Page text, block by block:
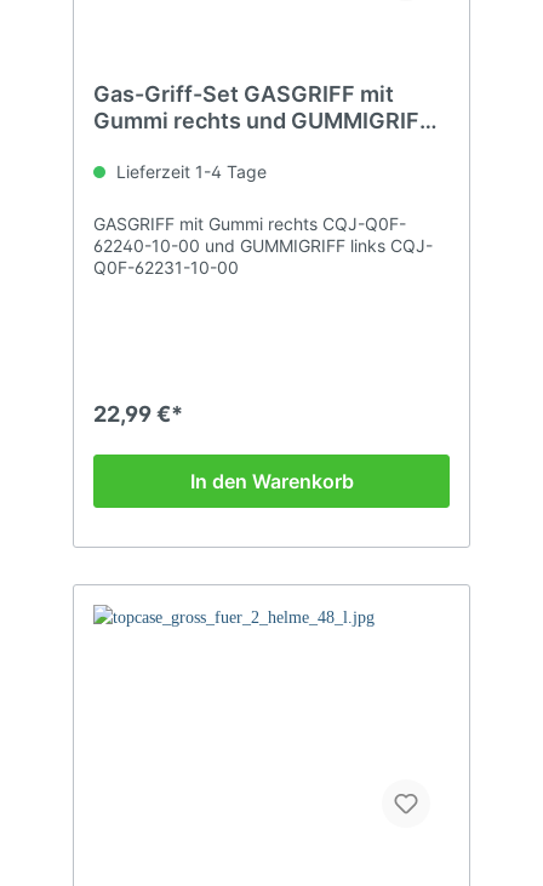
Gas-Griff-Set GASGRIFF mit
Gummi rechts und GUMMIGRIFF
Lieferzeit 1-4 Tage
GASGRIFF mit Gummi rechts CQJ-Q0F-
62240-10-00 und GUMMIGRIFF links CQJ-
Q0F-62231-10-00
22,99 €*
In den Warenkorb